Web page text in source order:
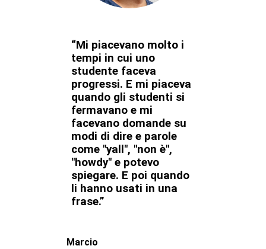
“Mi piacevano molto i
tempi in cui uno
studente faceva
progressi. E mi piaceva
quando gli studenti si
fermavano e mi
facevano domande su
modi di dire e parole
come "yall", "non è",
"howdy" e potevo
spiegare. E poi quando
li hanno usati in una
frase.”
Marcio